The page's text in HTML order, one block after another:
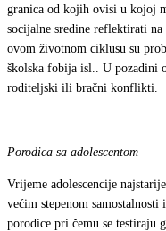
granica od kojih ovisi u kojoj
socijalne sredine reflektirati
ovom životnom ciklusu su
školska fobija isl.. U pozadini
roditeljski ili bračni konflikti.
Porodica sa adolescentom
Vrijeme adolescencije
većim stepenom
porodice pri čemu se testiraju